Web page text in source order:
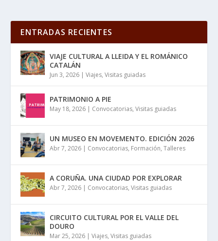
ENTRADAS RECIENTES
VIAJE CULTURAL A LLEIDA Y EL ROMÁNICO
CATALÁN
Jun 3, 2026 |Viajes,Visitas guiadas
PATRIMONIO A PIE
May 18, 2026 | Convocatorias,Visitas guiadas
UN MUSEO EN MOVEMENTO. EDICIÓN 2026
Abr 7, 2026 | Convocatorias, Formación,Talleres
A CORUÑA. UNA CIUDAD POR EXPLORAR
Abr 7, 2026 | Convocatorias,Visitas guiadas
CIRCUITO CULTURAL POR EL VALLE DEL
DOURO
Mar 25, 2026 |Viajes,Visitas guiadas